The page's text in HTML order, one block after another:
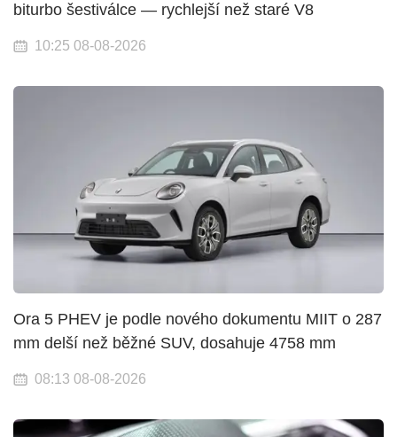
biturbo šestiválce — rychlejší než staré V8
10:25 08-08-2026
Ora 5 PHEV je podle nového dokumentu MIIT o 287
mm delší než běžné SUV, dosahuje 4758 mm
08:13 08-08-2026